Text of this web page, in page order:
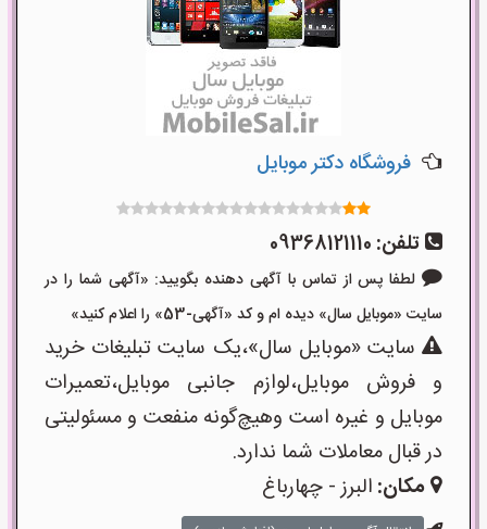
فروشگاه دکتر موبایل
تلفن: 09368121110
لطفا پس از تماس با آگهی دهنده بگویید: «آگهی شما را در
سایت «موبایل سال» دیده ام و کد «آگهی-53» را اعلام کنید»
سایت «موبایل سال»،یک سایت تبلیغات خرید
و فروش موبایل،لوازم جانبی موبایل،تعمیرات
موبایل و غیره است وهیچ‌گونه منفعت و مسئولیتی
در قبال معاملات شما ندارد.
مکان: البرز - چهارباغ